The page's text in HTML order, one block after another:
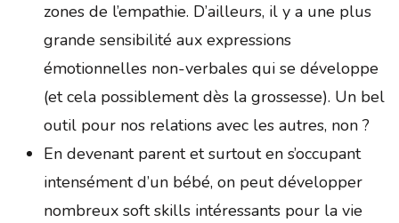
zones de l’empathie. D’ailleurs, il y a une plus
grande sensibilité aux expressions
émotionnelles non-verbales qui se développe
(et cela possiblement dès la grossesse). Un bel
outil pour nos relations avec les autres, non ?
En devenant parent et surtout en s’occupant
intensément d’un bébé, on peut développer
nombreux soft skills intéressants pour la vie